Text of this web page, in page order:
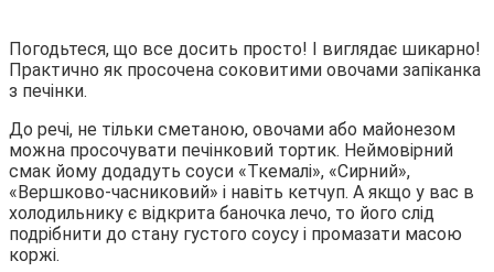
Погодьтеся, що все досить просто! І виглядає шикарно!
Практично як просочена соковитими овочами запіканка
з печінки.
До речі, не тільки сметаною, овочами або майонезом
можна просочувати печінковий тортик. Неймовірний
смак йому додадуть соуси «Ткемалі», «Сирний»,
«Вершково-часниковий» і навіть кетчуп. А якщо у вас в
холодильнику є відкрита баночка лечо, то його слід
подрібнити до стану густого соусу і промазати масою
коржі.